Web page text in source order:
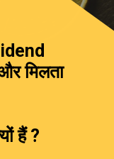
मिलता
हैं ?